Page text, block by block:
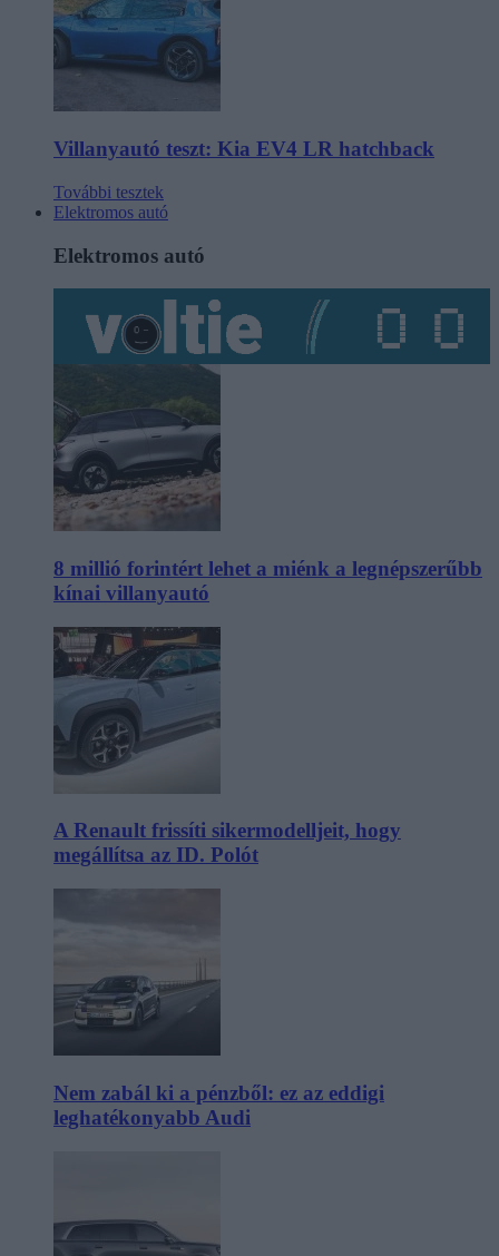
Villanyautó teszt: Kia EV4 LR hatchback
További tesztek
Elektromos autó
Elektromos autó
8 millió forintért lehet a miénk a legnépszerűbb
kínai villanyautó
A Renault frissíti sikermodelljeit, hogy
megállítsa az ID. Polót
Nem zabál ki a pénzből: ez az eddigi
leghatékonyabb Audi